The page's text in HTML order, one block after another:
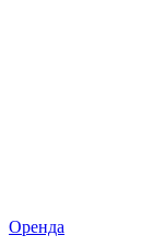
Оренда